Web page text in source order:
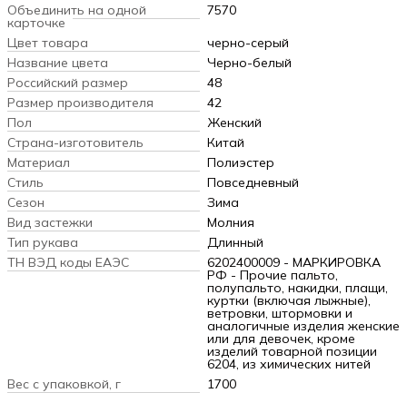
Объединить на одной
карточке
7570
Цвет товара
черно-серый
Название цвета
Черно-белый
Российский размер
48
Размер производителя
42
Пол
Женский
Страна-изготовитель
Китай
Материал
Полиэстер
Стиль
Повседневный
Сезон
Зима
Вид застежки
Молния
Тип рукава
Длинный
ТН ВЭД коды ЕАЭС
6202400009 - МАРКИРОВКА
РФ - Прочие пальто,
полупальто, накидки, плащи,
куртки (включая лыжные),
ветровки, штормовки и
аналогичные изделия женские
или для девочек, кроме
изделий товарной позиции
6204, из химических нитей
Вес с упаковкой, г
1700